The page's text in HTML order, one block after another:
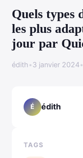
Quels types
les plus
jour par
édith•3 janvier 2024•
É édith
TAGS